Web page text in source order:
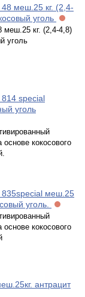
меш.25 кг. (2,4-
уголь
меш.25 кг. (2,4-4,8)
уголь
special
уголь
кокосового
835special меш.25
уголь.
кокосового
антрацит